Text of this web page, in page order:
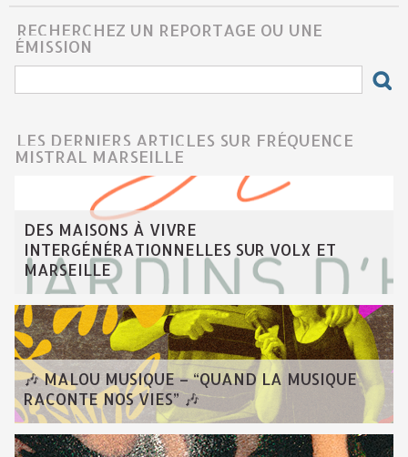
RECHERCHEZ UN REPORTAGE OU UNE
ÉMISSION
LES DERNIERS ARTICLES SUR FRÉQUENCE
MISTRAL MARSEILLE
DES MAISONS À VIVRE
INTERGÉNÉRATIONNELLES SUR VOLX ET
MARSEILLE
🎶 MALOU MUSIQUE – “QUAND LA MUSIQUE
RACONTE NOS VIES” 🎶